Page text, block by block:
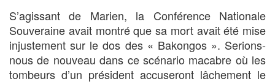
S’agissant de Marien, la Conférence Nationale
Souveraine avait montré que sa mort avait été mise
injustement sur le dos des « Bakongos ». Serions-
nous de nouveau dans ce scénario macabre où les
tombeurs d’un président accuseront lâchement le